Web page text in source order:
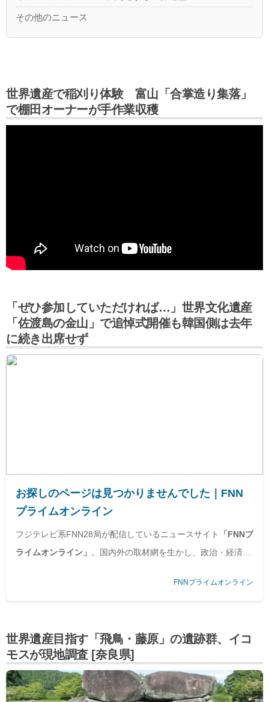
その他のニュース
世界遺産で稲刈り体験 富山「合掌造り集落」
で棚田オーナーが手作業収穫
「ぜひ参加していただければ…」世界文化遺産
「佐渡島の金山」で追悼式開催も韓国側は去年
に続き出席せず
お探しのページは見つかりませんでした｜FNN
プライムオンライン
フジテレビ系FNN28局が配信しているニュースサイト
「FNNプ
ライムオンライン」 。国内外の取材網を生かし、政治・経済・
FNNプライムオンライン
世界遺産目指す「飛鳥・藤原」の遺跡群、イコ
モスが現地調査 [奈良県]